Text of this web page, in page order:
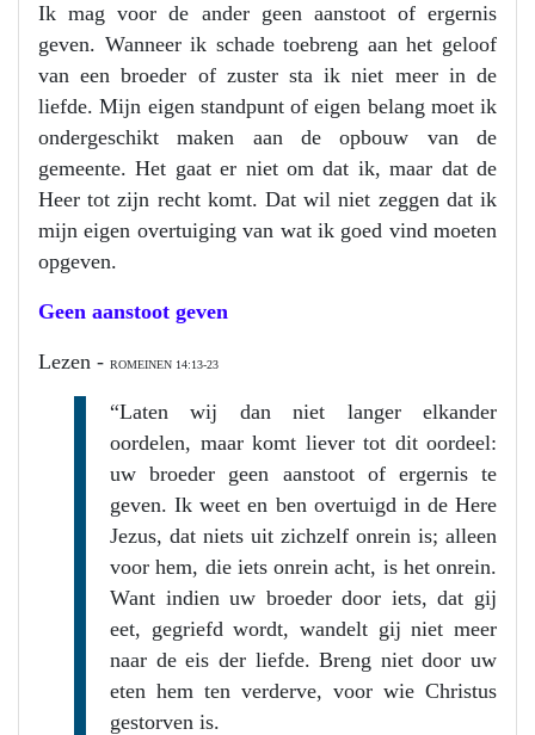
Ik mag voor de ander geen aanstoot of ergernis
geven. Wanneer ik schade toebreng aan het geloof
van een broeder of zuster sta ik niet meer in de
liefde. Mijn eigen standpunt of eigen belang moet ik
ondergeschikt maken aan de opbouw van de
gemeente. Het gaat er niet om dat ik, maar dat de
Heer tot zijn recht komt. Dat wil niet zeggen dat ik
mijn eigen overtuiging van wat ik goed vind moeten
opgeven.
Geen aanstoot geven
Lezen - ROMEINEN 14:13-23
“Laten wij dan niet langer elkander
oordelen, maar komt liever tot dit oordeel:
uw broeder geen aanstoot of ergernis te
geven. Ik weet en ben overtuigd in de Here
Jezus, dat niets uit zichzelf onrein is; alleen
voor hem, die iets onrein acht, is het onrein.
Want indien uw broeder door iets, dat gij
eet, gegriefd wordt, wandelt gij niet meer
naar de eis der liefde. Breng niet door uw
eten hem ten verderve, voor wie Christus
gestorven is.